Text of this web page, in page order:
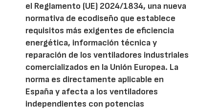
el Reglamento (UE) 2024/1834, una nueva
normativa de ecodiseño que establece
requisitos más exigentes de eficiencia
energética, información técnica y
reparación de los ventiladores industriales
comercializados en la Unión Europea. La
norma es directamente aplicable en
España y afecta a los ventiladores
independientes con potencias